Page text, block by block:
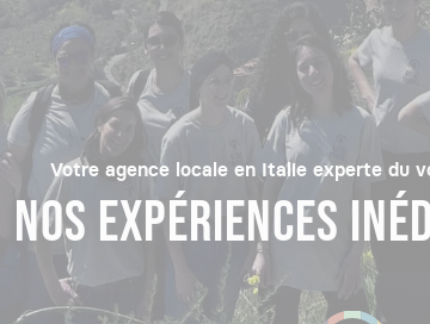
Votre agence locale en Italie experte du
NOS EXPÉRIENCES